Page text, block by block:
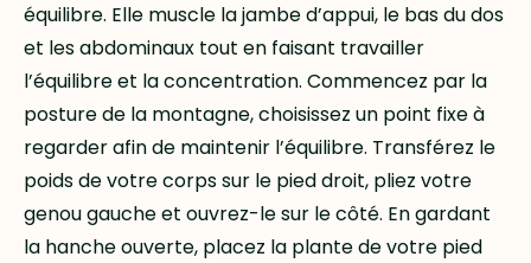
équilibre. Elle muscle la jambe d’appui, le bas du dos
et les abdominaux tout en faisant travailler
l’équilibre et la concentration. Commencez par la
posture de la montagne, choisissez un point fixe à
regarder afin de maintenir l’équilibre. Transférez le
poids de votre corps sur le pied droit, pliez votre
genou gauche et ouvrez-le sur le côté. En gardant
la hanche ouverte, placez la plante de votre pied